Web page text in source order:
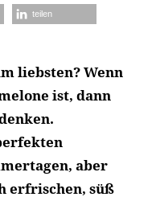
teilen
liebsten? Wenn
ist, dann
aber
erfrischen, süß